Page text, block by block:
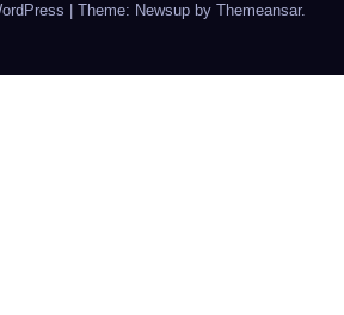
Theme: Newsup by Themeansar.